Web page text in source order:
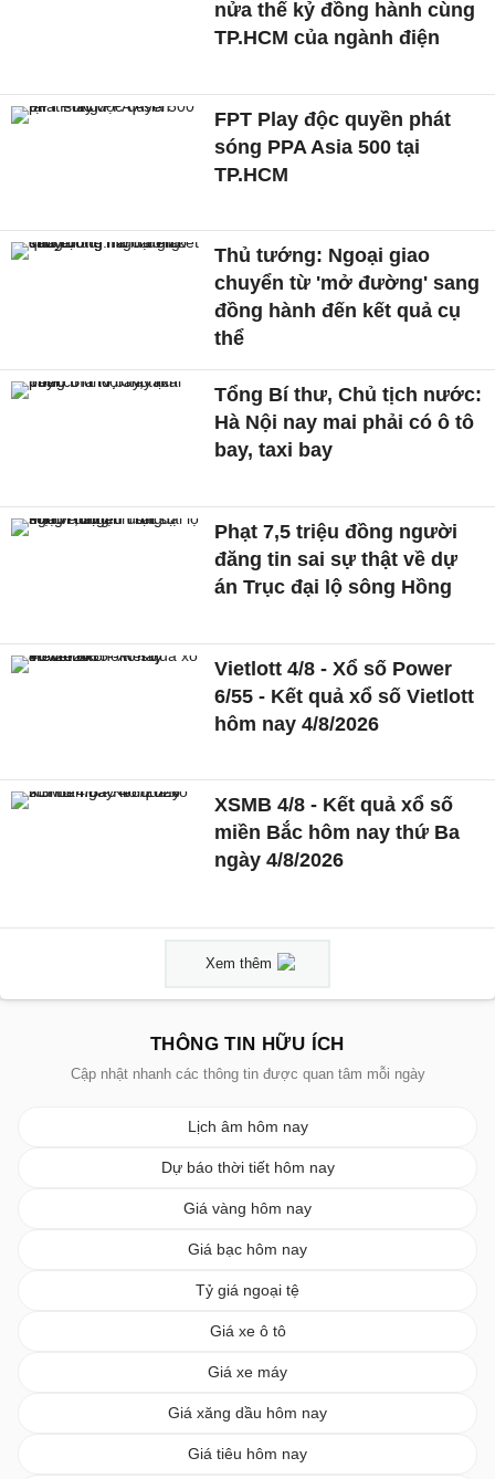
nửa thế kỷ đồng hành cùng
TP.HCM của ngành điện
FPT Play độc quyền phát
sóng PPA Asia 500 tại
TP.HCM
Thủ tướng: Ngoại giao
chuyển từ 'mở đường' sang
đồng hành đến kết quả cụ
thể
Tổng Bí thư, Chủ tịch nước:
Hà Nội nay mai phải có ô tô
bay, taxi bay
Phạt 7,5 triệu đồng người
đăng tin sai sự thật về dự
án Trục đại lộ sông Hồng
Vietlott 4/8 - Xổ số Power
6/55 - Kết quả xổ số Vietlott
hôm nay 4/8/2026
XSMB 4/8 - Kết quả xổ số
miền Bắc hôm nay thứ Ba
ngày 4/8/2026
Xem thêm
THÔNG TIN HỮU ÍCH
Cập nhật nhanh các thông tin được quan tâm mỗi ngày
Lịch âm hôm nay
Dự báo thời tiết hôm nay
Giá vàng hôm nay
Giá bạc hôm nay
Tỷ giá ngoại tệ
Giá xe ô tô
Giá xe máy
Giá xăng dầu hôm nay
Giá tiêu hôm nay